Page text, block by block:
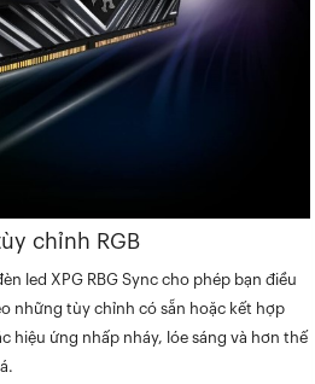
chỉnh RGB
led XPG RBG Sync cho phép bạn điều
những tùy chỉnh có sẵn hoặc kết hợp
hiệu ứng nhấp nháy, lóe sáng và hơn thế